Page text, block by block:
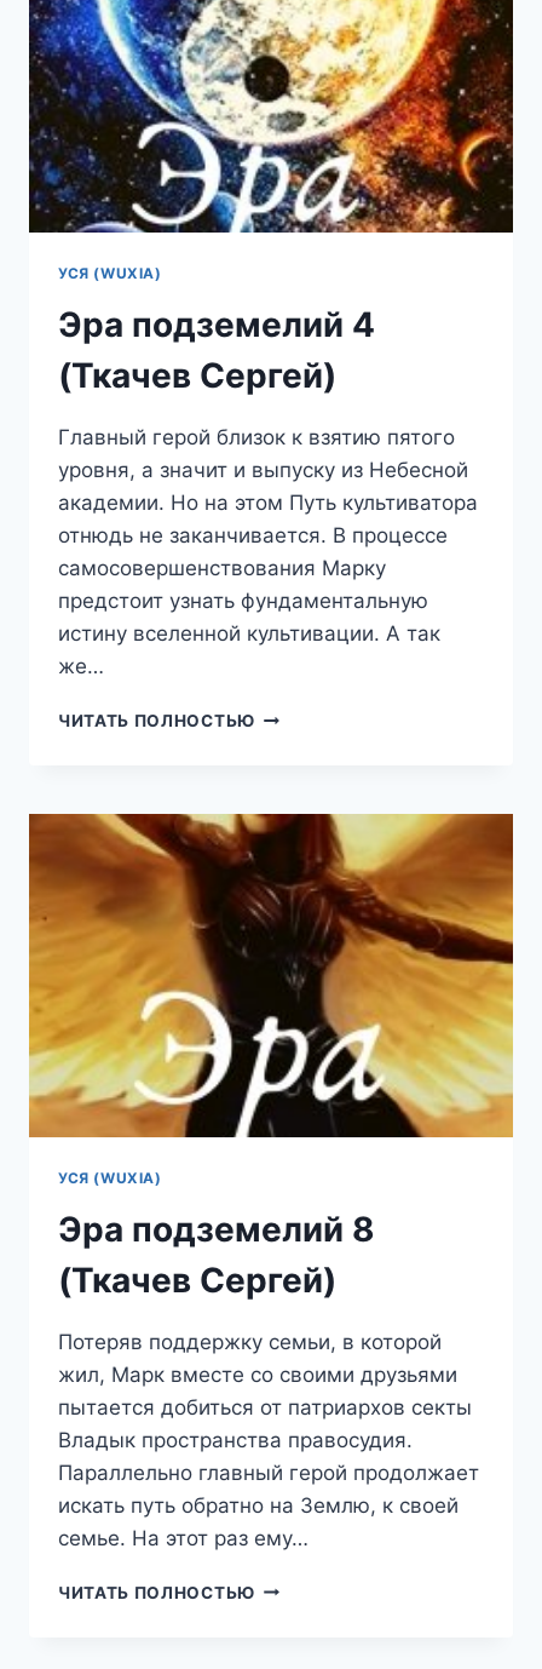
УСЯ (WUXIA)
Эра подземелий 4
(Ткачев Сергей)
Главный герой близок к взятию пятого
уровня, а значит и выпуску из Небесной
академии. Но на этом Путь культиватора
отнюдь не заканчивается. В процессе
самосовершенствования Марку
предстоит узнать фундаментальную
истину вселенной культивации. А так
же…
ЧИТАТЬ ПОЛНОСТЬЮ ЭРА
СЕРГЕЙ)
УСЯ (WUXIA)
Эра подземелий 8
(Ткачев Сергей)
Потеряв поддержку семьи, в которой
жил, Марк вместе со своими друзьями
пытается добиться от патриархов секты
Владык пространства правосудия.
Параллельно главный герой продолжает
искать путь обратно на Землю, к своей
семье. На этот раз ему…
ЧИТАТЬ ПОЛНОСТЬЮ ЭРА